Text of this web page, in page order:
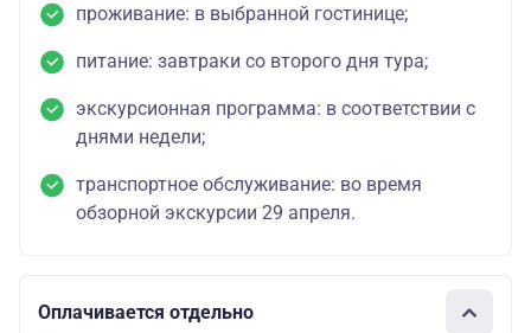
проживание: в выбранной гостинице;
питание: завтраки со второго дня тура;
экскурсионная программа: в соответствии с
днями недели;
транспортное обслуживание: во время
обзорной экскурсии 29 апреля.
Оплачивается отдельно